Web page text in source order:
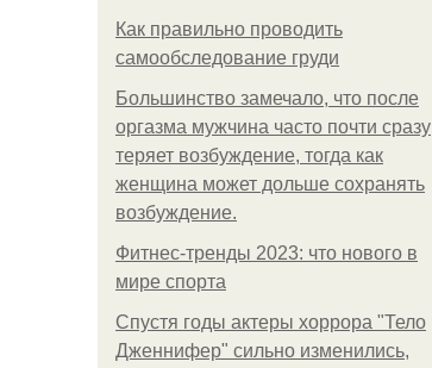
Как правильно проводить
самообследование груди
Большинство замечало, что после
оргазма мужчина часто почти сразу
теряет возбуждение, тогда как
женщина может дольше сохранять
возбуждение.
Фитнес-тренды 2023: что нового в
мире спорта
Спустя годы актеры хоррора "Тело
Дженнифер" сильно изменились,